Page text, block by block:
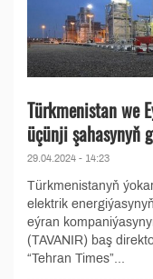
Türkmenistan we
üçünji şahasynyň
29.04.2024 - 14:23
Türkmenistanyň
elektrik
eýran
(TAVANIR) baş
“Tehran Times”...